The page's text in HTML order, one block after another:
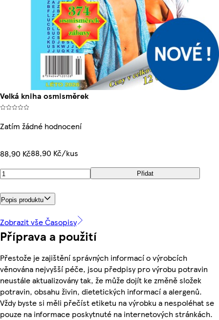
Velká kniha osmisměrek
Zatím žádné hodnocení
88,90 Kč88,90 Kč/kus
Přidat
Popis produktu
Zobrazit vše Časopisy
Příprava a použití
Přestože je zajištění správných informací o výrobcích
věnována nejvyšší péče, jsou předpisy pro výrobu potravin
neustále aktualizovány tak, že může dojít ke změně složek
potravin, obsahu živin, dietetických informací a alergenů.
Vždy byste si měli přečíst etiketu na výrobku a nespoléhat se
pouze na informace poskytnuté na internetových stránkách.